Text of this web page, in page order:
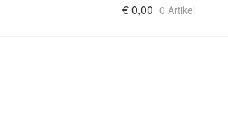
€0,00 0 Artikel